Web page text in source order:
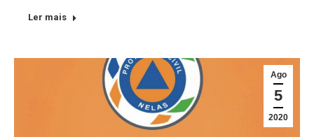
Ler mais
Ago
5
2020